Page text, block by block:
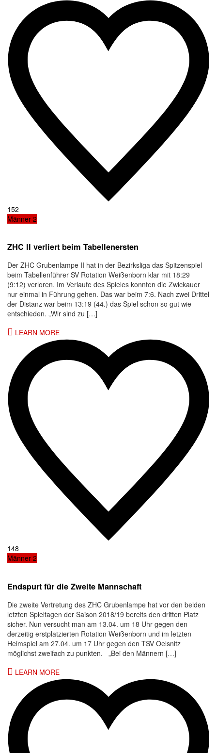
152
Männer 2
ZHC II verliert beim Tabellenersten
Der ZHC Grubenlampe II hat in der Bezirksliga das Spitzenspiel
beim Tabellenführer SV Rotation Weißenborn klar mit 18:29
(9:12) verloren. Im Verlaufe des Spieles konnten die Zwickauer
nur einmal in Führung gehen. Das war beim 7:6. Nach zwei Drittel
der Distanz war beim 13:19 (44.) das Spiel schon so gut wie
entschieden. „Wir sind zu […]
LEARN MORE
148
Männer 2
Endspurt für die Zweite Mannschaft
Die zweite Vertretung des ZHC Grubenlampe hat vor den beiden
letzten Spieltagen der Saison 2018/19 bereits den dritten Platz
sicher. Nun versucht man am 13.04. um 18 Uhr gegen den
derzeitig erstplatzierten Rotation Weißenborn und im letzten
Heimspiel am 27.04. um 17 Uhr gegen den TSV Oelsnitz
möglichst zweifach zu punkten. „Bei den Männern […]
LEARN MORE